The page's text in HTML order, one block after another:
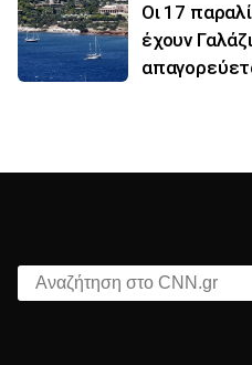
Οι 17
έχουν
Αναζήτηση στο CNN.gr